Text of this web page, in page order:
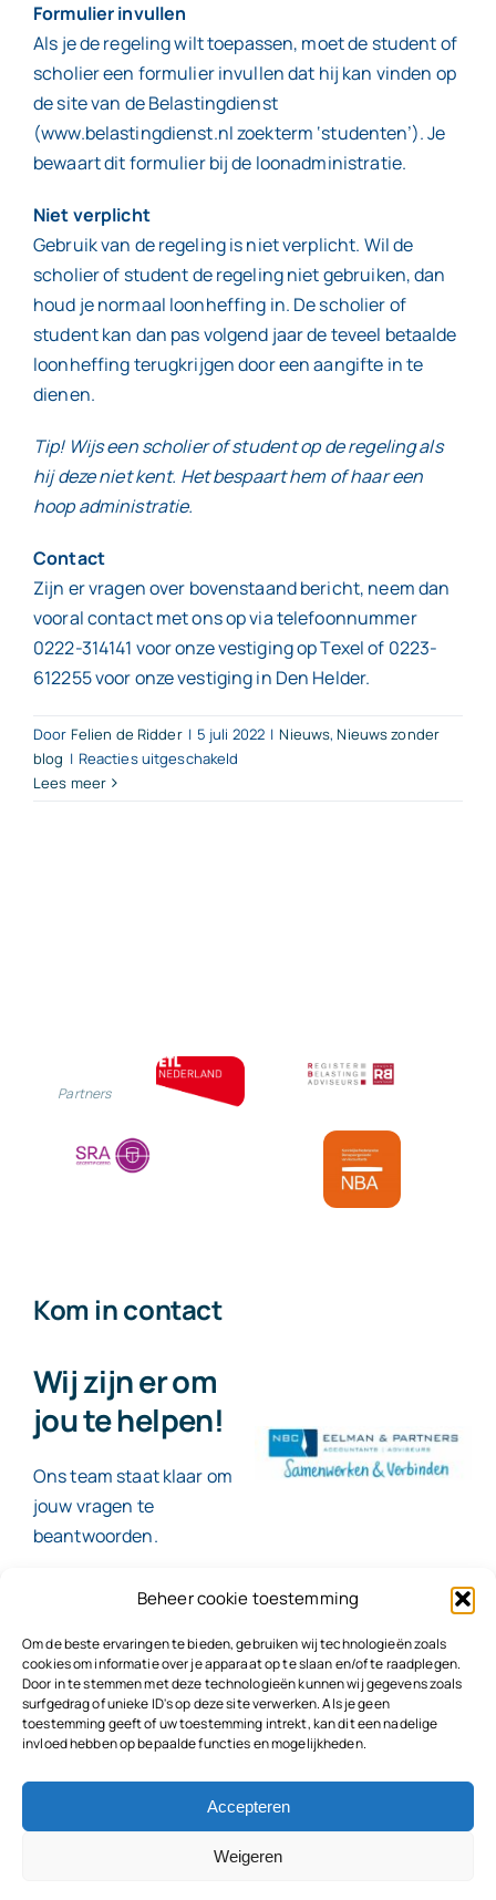
Beheer cookie toestemming
Om de beste ervaringen te bieden, gebruiken wij technologieën zoals
cookies om informatie over je apparaat op te slaan en/of te raadplegen.
Door in te stemmen met deze technologieën kunnen wij gegevens zoals
surfgedrag of unieke ID's op deze site verwerken. Als je geen
toestemming geeft of uw toestemming intrekt, kan dit een nadelige
invloed hebben op bepaalde functies en mogelijkheden.
Accepteren
Weigeren
Formulier invullen
Als je de regeling wilt toepassen, moet de student of
scholier een formulier invullen dat hij kan vinden op
de site van de Belastingdienst
(www.belastingdienst.nl zoekterm ‘studenten’). Je
bewaart dit formulier bij de loonadministratie.
Niet verplicht
Gebruik van de regeling is niet verplicht. Wil de
scholier of student de regeling niet gebruiken, dan
houd je normaal loonheffing in. De scholier of
student kan dan pas volgend jaar de teveel betaalde
loonheffing terugkrijgen door een aangifte in te
dienen.
Tip! Wijs een scholier of student op de regeling als
hij deze niet kent. Het bespaart hem of haar een
hoop administratie.
Contact
Zijn er vragen over bovenstaand bericht, neem dan
vooral contact met ons op via telefoonnummer
0222-314141 voor onze vestiging op Texel of 0223-
612255 voor onze vestiging in Den Helder.
Door Felien de Ridder | 5 juli 2022 | Nieuws,Nieuws zonder
blog | Reacties uitgeschakeld
Lees meer
Partners
Kom in contact
Wij zijn er om
jou te helpen!
Ons team staat klaar om
jouw vragen te
beantwoorden.
Contact
© 2026NBC Eelman & Partners |KvK: 78187591
Algemene voorwaarden|Disclaimer | Copyright |